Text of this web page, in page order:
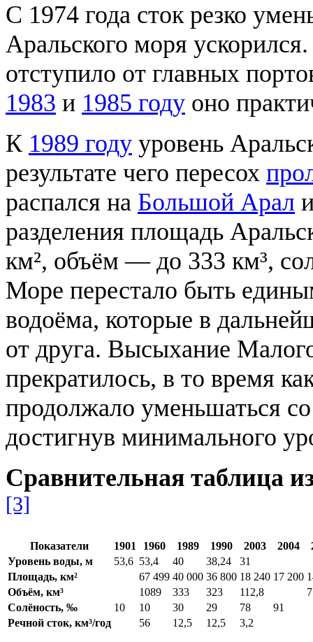
С 1974 года сток резко
Аральского моря
отступило от главных
1983 и 1985 году оно
К 1989 году уровень
результате чего пересох
распался на Большой Арал
разделения площадь
км², объём — до 333 км³,
Море перестало быть
водоёма, которые в
от друга. Высыхание
прекратилось, в то время
продолжало уменьшаться
достигнув минимального
Сравнительная таблица
[3]
Показатели 1901 1960 1989 1990 2003 2004
Уровень воды, м
53,6 53,4 40 38,24
31
Площадь, км²
67 499 40 000 36 800 18 240 17 200
Объём, км³
1089 333 323 112,8
Солёность, ‰
10 10 30 29 78
91
Речной сток, км³/год
56 12,5 12,5 3,2